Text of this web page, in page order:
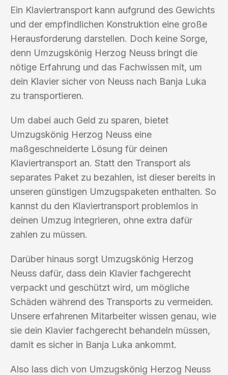
Ein Klaviertransport kann aufgrund des Gewichts
und der empfindlichen Konstruktion eine große
Herausforderung darstellen. Doch keine Sorge,
denn Umzugskönig Herzog Neuss bringt die
nötige Erfahrung und das Fachwissen mit, um
dein Klavier sicher von Neuss nach Banja Luka
zu transportieren.
Um dabei auch Geld zu sparen, bietet
Umzugskönig Herzog Neuss eine
maßgeschneiderte Lösung für deinen
Klaviertransport an. Statt den Transport als
separates Paket zu bezahlen, ist dieser bereits in
unseren günstigen Umzugspaketen enthalten. So
kannst du den Klaviertransport problemlos in
deinen Umzug integrieren, ohne extra dafür
zahlen zu müssen.
Darüber hinaus sorgt Umzugskönig Herzog
Neuss dafür, dass dein Klavier fachgerecht
verpackt und geschützt wird, um mögliche
Schäden während des Transports zu vermeiden.
Unsere erfahrenen Mitarbeiter wissen genau, wie
sie dein Klavier fachgerecht behandeln müssen,
damit es sicher in Banja Luka ankommt.
Also lass dich von Umzugskönig Herzog Neuss